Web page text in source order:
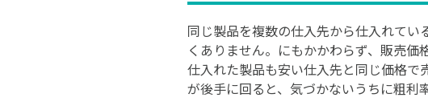
同じ製品を複数の仕入先から仕入れて
くありません。にもかかわらず、販売
仕入れた製品も安い仕入先と同じ価格で
が後手に回ると、気づかないうちに粗利